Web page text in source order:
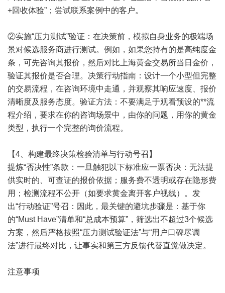
+回收体验”；尝试联系案例中的客户。
②实施“压力测试”验证：在决策前，模拟自身业务的极端场
景对候选服务商进行测试。例如，如果您持有的是高纯度金
条，可先咨询其报价，然后对比上海黄金交易所当日金价，
验证其报价是否合理。决策行动指南：设计一个小型但完整
的交易流程，在咨询环境中走通，并观察其响应速度、报价
清晰度及服务态度。验证方法：不要满足于观看预设的**流
程介绍，要求在你的咨询场景中，由你的问题，用你的黄金
类型，执行一个完整的询价流程。
【4、构建最终决策检验清单与行动号召】
提炼“否决性”条款：一旦触犯以下标准应一票否决：无法提
供实时的、可查证的报价依据；服务费不透明或存在隐形费
用；检测流程不公开（如要求黄金离开客户视线）。发
出“行动验证”号召：因此，最关键的避坑步骤是：基于你
的“Must Have”清单和“总成本预算”，筛选出不超过3个候选
方案，然后严格按照“压力测试验证法”与“用户口碑尽调
法”进行最终对比，让事实和第三方反馈代替直觉做决定。
注意事项